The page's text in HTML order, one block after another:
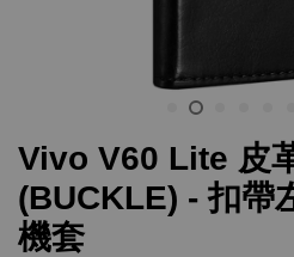
Vivo V60 Lite 皮
(BUCKLE) - 扣帶
機套